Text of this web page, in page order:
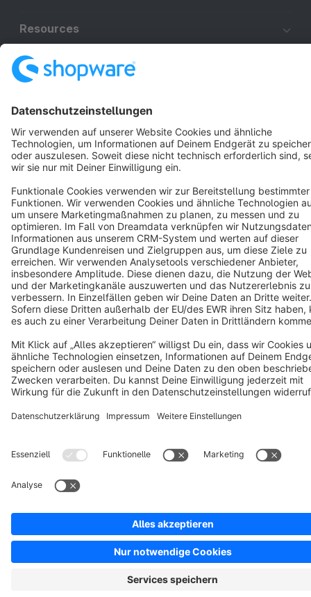
Resources
Cookie settings
Copyright © shopware AG - All rights reserved
Notice: * All prices are quoted net of the statutory value-added tax